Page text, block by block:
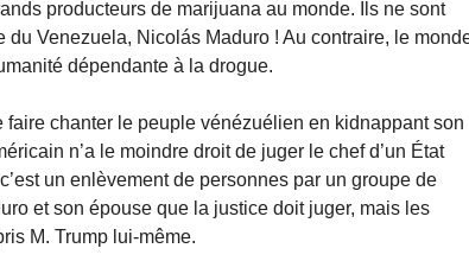
producteurs de marijuana au monde. Ils ne sont
Venezuela, Nicolás Maduro ! Au contraire, le
dépendante à la drogue.
chanter le peuple vénézuélien en kidnappant son
n’a le moindre droit de juger le chef d’un État
un enlèvement de personnes par un groupe de
et son épouse que la justice doit juger, mais les
M. Trump lui-même.